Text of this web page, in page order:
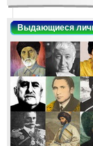
Выдающиеся